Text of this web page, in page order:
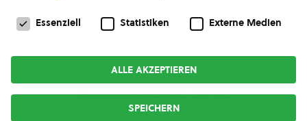
Copyright © 2026bio austria
Datenschutzeinstellungen
Essenziell Statistiken Externe Medien
ALLE AKZEPTIEREN
SPEICHERN